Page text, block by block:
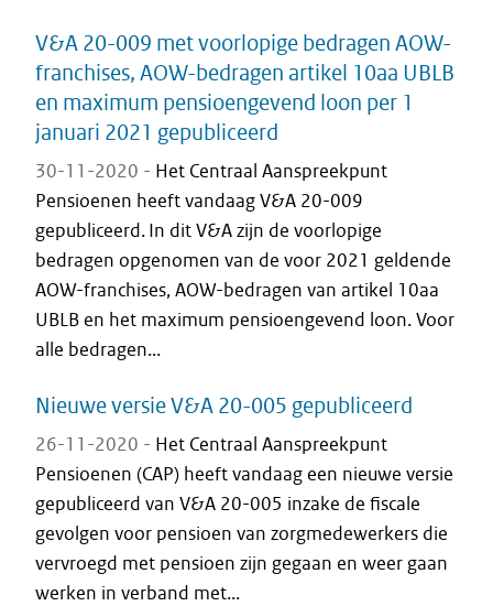
V&A 20-009 met voorlopige bedragen AOW-
franchises, AOW-bedragen artikel 10aa UBLB
en maximum pensioengevend loon per 1
januari 2021 gepubliceerd
30-11-2020 - Het Centraal Aanspreekpunt
Pensioenen heeft vandaag V&A 20-009
gepubliceerd. In dit V&A zijn de voorlopige
bedragen opgenomen van de voor 2021 geldende
AOW-franchises, AOW-bedragen van artikel 10aa
UBLB en het maximum pensioengevend loon. Voor
alle bedragen...
Nieuwe versie V&A 20-005 gepubliceerd
26-11-2020 - Het Centraal Aanspreekpunt
Pensioenen (CAP) heeft vandaag een nieuwe versie
gepubliceerd van V&A 20-005 inzake de fiscale
gevolgen voor pensioen van zorgmedewerkers die
vervroegd met pensioen zijn gegaan en weer gaan
werken in verband met...